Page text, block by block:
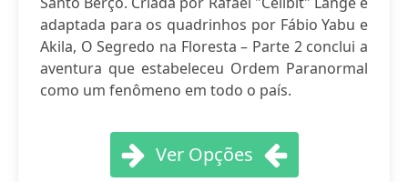
adaptada para os quadrinhos por Fábio Yabu e
Akila, O Segredo na Floresta – Parte 2 conclui a
aventura que estabeleceu Ordem Paranormal
como um fenômeno em todo o país.
Ver Opções